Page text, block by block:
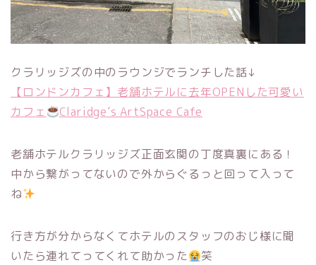
クラリッジズの中のラウンジでランチした話↓
【ロンドンカフェ】老舗ホテルに去年OPENした可愛い
カフェ
Claridge’s ArtSpace Cafe
老舗ホテルクラリッジズ正面玄関の丁度真裏にある！
中から繋がってないので外からぐるっと回って入って
ね
行き方が分からなくてホテルのスタッフのおじ様に聞
いたら連れてってくれて助かった
笑